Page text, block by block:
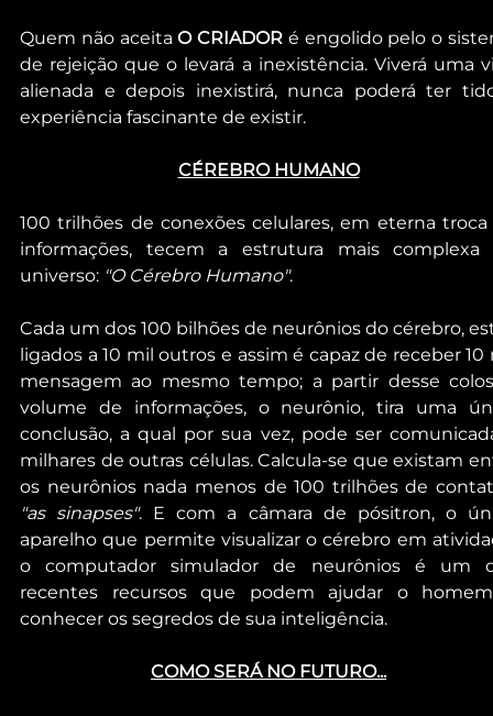
Quem não aceita O CRIADOR é engolido pelo o
de rejeição que o levará a inexistência. Viverá uma
alienada e depois inexistirá, nunca poderá ter
experiência fascinante de existir.
CÉREBRO HUMANO
100 trilhões de conexões celulares, em eterna troca
informações, tecem a estrutura mais complexa
universo: "O Cérebro Humano".
Cada um dos 100 bilhões de neurônios do cérebro,
ligados a 10 mil outros e assim é capaz de receber 10
mensagem ao mesmo tempo; a partir desse
volume de informações, o neurônio, tira uma
conclusão, a qual por sua vez, pode ser
milhares de outras células. Calcula-se que existam
"as sinapses". E com a câmara de pósitron, o
aparelho que permite visualizar o cérebro em
o computador simulador de neurônios é um
recentes recursos que podem ajudar o
conhecer os segredos de sua inteligência.
COMO SERÁ NO FUTURO...